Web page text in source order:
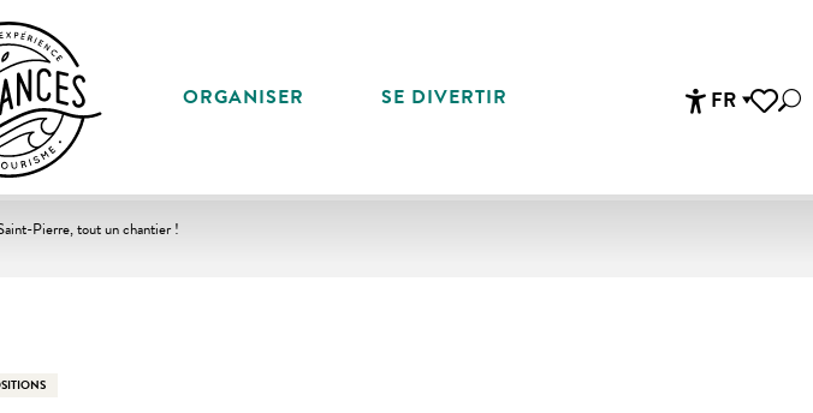
FR
ORGANISER SE DIVERTIR
Pierre, tout un chantier !